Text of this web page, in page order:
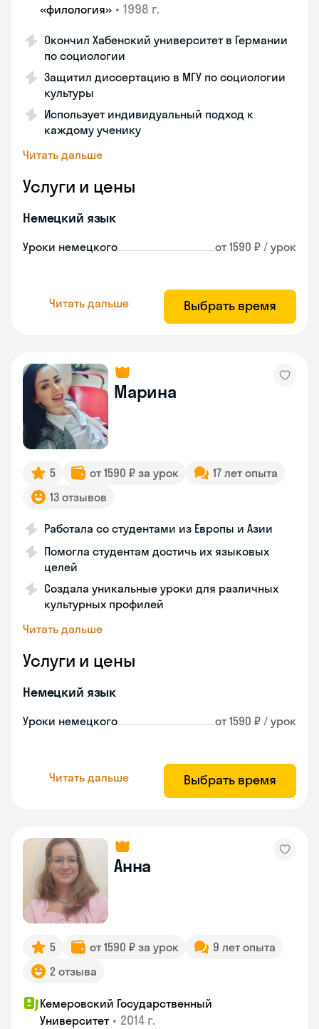
«филология» • 1998 г.
Окончил Хабенский университет в Германии
по социологии
Защитил диссертацию в МГУ по социологии
культуры
Использует индивидуальный подход к
каждому ученику
Читать дальше
Услуги и цены
Немецкий язык
Уроки немецкого от 1590 ₽ / урок
Читать дальше Выбрать время
Марина
5 от 1590 ₽ за урок
17 лет опыта
13 отзывов
Работала со студентами из Европы и Азии
Помогла студентам достичь их языковых
целей
Создала уникальные уроки для различных
культурных профилей
Читать дальше
Услуги и цены
Немецкий язык
Уроки немецкого от 1590 ₽ / урок
Читать дальше Выбрать время
Анна
5 от 1590 ₽ за урок
9 лет опыта
2 отзыва
Кемеровский Государственный
Университет • 2014 г.